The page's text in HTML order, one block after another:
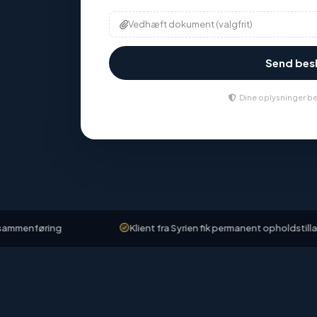
Vedhæft dokument (valgfrit)
Send
Dine oplysninger
Klient fra Syrien fik permanent opholdstilladelse